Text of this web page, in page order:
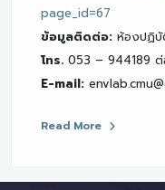
page_id=67
ข้อมูลติดต่อ: ห้องปฏิบั
โทร. 053 – 944189 ต่
E-mail:
Read More